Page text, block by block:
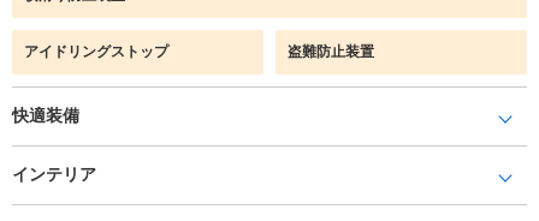
アイドリングストップ 盗難防止装置
快適装備
インテリア